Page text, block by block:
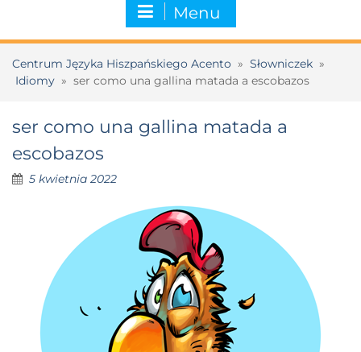
Menu
Centrum Języka Hiszpańskiego Acento » Słowniczek »
Idiomy » ser como una gallina matada a escobazos
ser como una gallina matada a
escobazos
5 kwietnia 2022